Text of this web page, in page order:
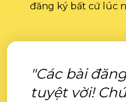
đăng ký bất cứ lúc
"Các bài
tuyệt vời!